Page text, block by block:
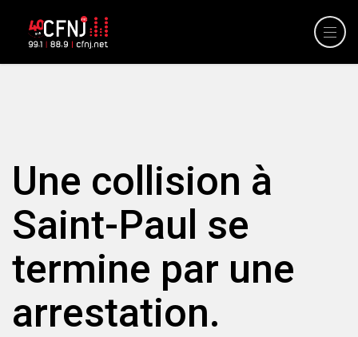
Une collision à
Saint-Paul se
termine par une
arrestation.